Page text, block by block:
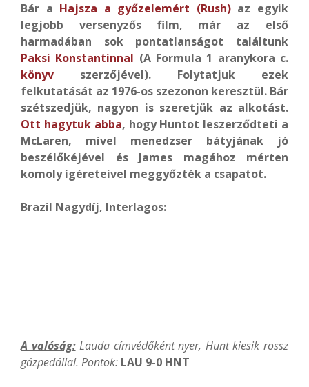
Bár a Hajsza a győzelemért (Rush)az egyik
legjobb versenyzős film, már az első
harmadában sok pontatlanságot találtunk
Paksi Konstantinnal (A Formula 1 aranykora c.
könyv szerzőjével). Folytatjuk ezek
felkutatását az 1976-os szezonon keresztül. Bár
szétszedjük, nagyon is szeretjük az alkotást.
Ott hagytuk abba, hogy Huntot leszerződteti a
McLaren, mivel menedzser bátyjának jó
beszélőkéjével és James magához mérten
komoly ígéreteivel meggyőzték a csapatot.
Brazil Nagydíj, Interlagos:
A valóság:Lauda címvédőként nyer, Hunt kiesik rossz
gázpedállal. Pontok: LAU 9-0 HNT